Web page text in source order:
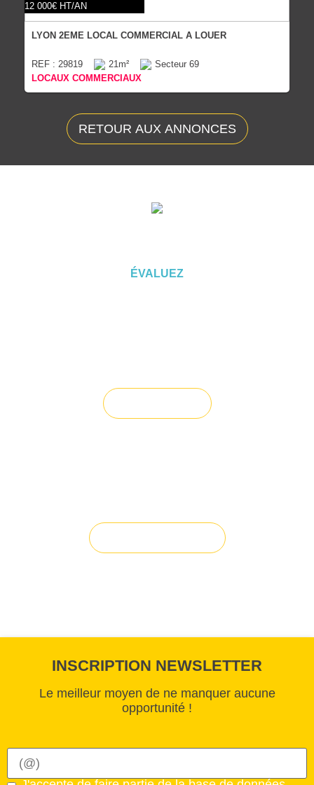
12 000€ HT/AN
LYON 2EME LOCAL COMMERCIAL A LOUER
REF : 29819 21m²
Secteur 69
LOCAUX COMMERCIAUX
RETOUR AUX ANNONCES
ÉVALUEZ
INSCRIPTION NEWSLETTER
Le meilleur moyen de ne manquer aucune
opportunité !